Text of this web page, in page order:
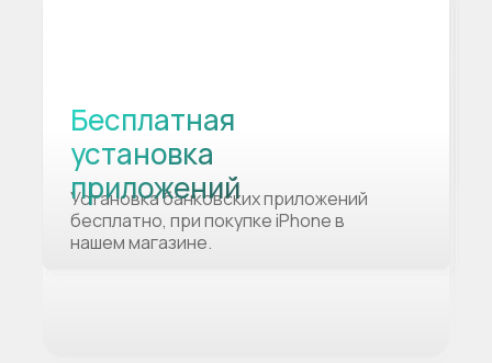
Установка банковских приложений
бесплатно, при покупке iPhone в
нашем магазине.
Бесплатная
установка
приложений